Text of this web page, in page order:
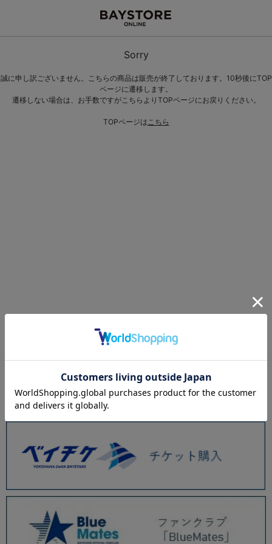
Sorry
誠に申し訳ございません。こちらの商品は販売が終了しております。10秒後にTOP
ページに遷移します。
遷移しない場合は、お手数ですがこちらよりTOPページにお戻りください。
TOPページはこちら